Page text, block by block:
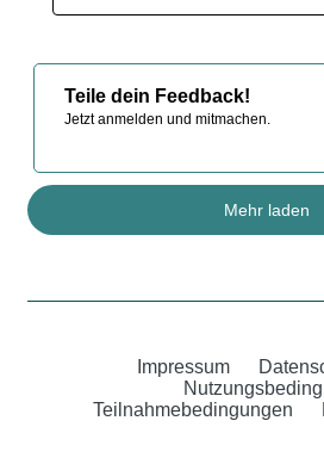
Teile dein Feedback!
Jetzt anmelden und mitmachen.
Mehr laden
Impressum
Teilnahmebedingungen